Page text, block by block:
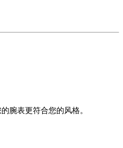
腕表更符合您的风格。